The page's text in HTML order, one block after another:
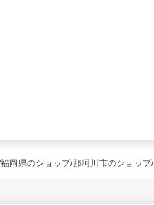
福岡県のショップ 那珂川市のショップ